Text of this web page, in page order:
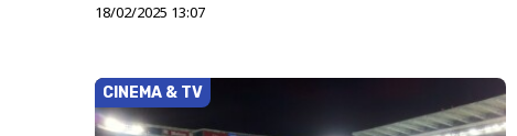
18/02/2025 13:07
CINEMA & TV